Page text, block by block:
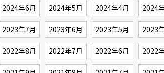
2024年6月 2024年5月 2024年4月 2024
2023年7月 2023年6月 2023年5月 2023
2022年8月 2022年7月 2022年6月 2022